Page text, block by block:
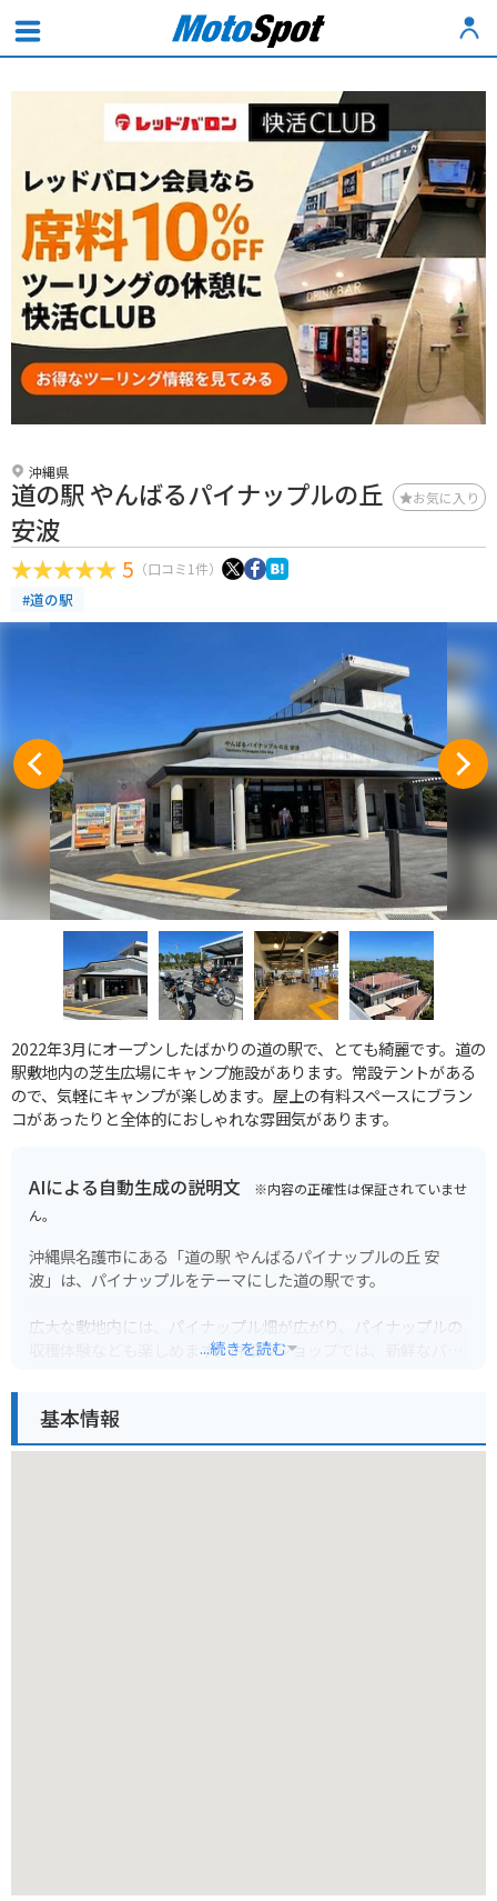
沖縄県
道の駅 やんばるパイナップルの丘
安波
お気に入り
5 （口コミ1件）
#道の駅
2022年3月にオープンしたばかりの道の駅で、とても綺麗です。道の
駅敷地内の芝生広場にキャンプ施設があります。常設テントがある
ので、気軽にキャンプが楽しめます。屋上の有料スペースにブラン
コがあったりと全体的におしゃれな雰囲気があります。
AIによる自動生成の説明文 ※内容の正確性は保証されていませ
ん。
沖縄県名護市にある「道の駅 やんばるパイナップルの丘 安
波」は、パイナップルをテーマにした道の駅です。
広大な敷地内には、パイナップル畑が広がり、パイナップルの
収穫体験なども楽しめます。併設のショップでは、新鮮なパイ
また、レストランでは、パイナップルを使ったカレーやピザな
...続きを読む
基本情報